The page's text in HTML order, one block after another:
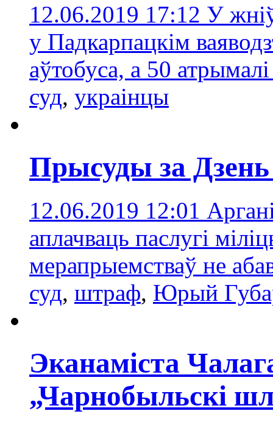
12.06.2019 17:12 У
у Падкарпацкім
аўтобуса, а 50
суд, украінцы
Прысуды за Дзень
12.06.2019 12:01
аплачваць паслугі
мерапрыемстваў не
суд, штраф, Юрый
Эканаміста
„Чарнобыльскі